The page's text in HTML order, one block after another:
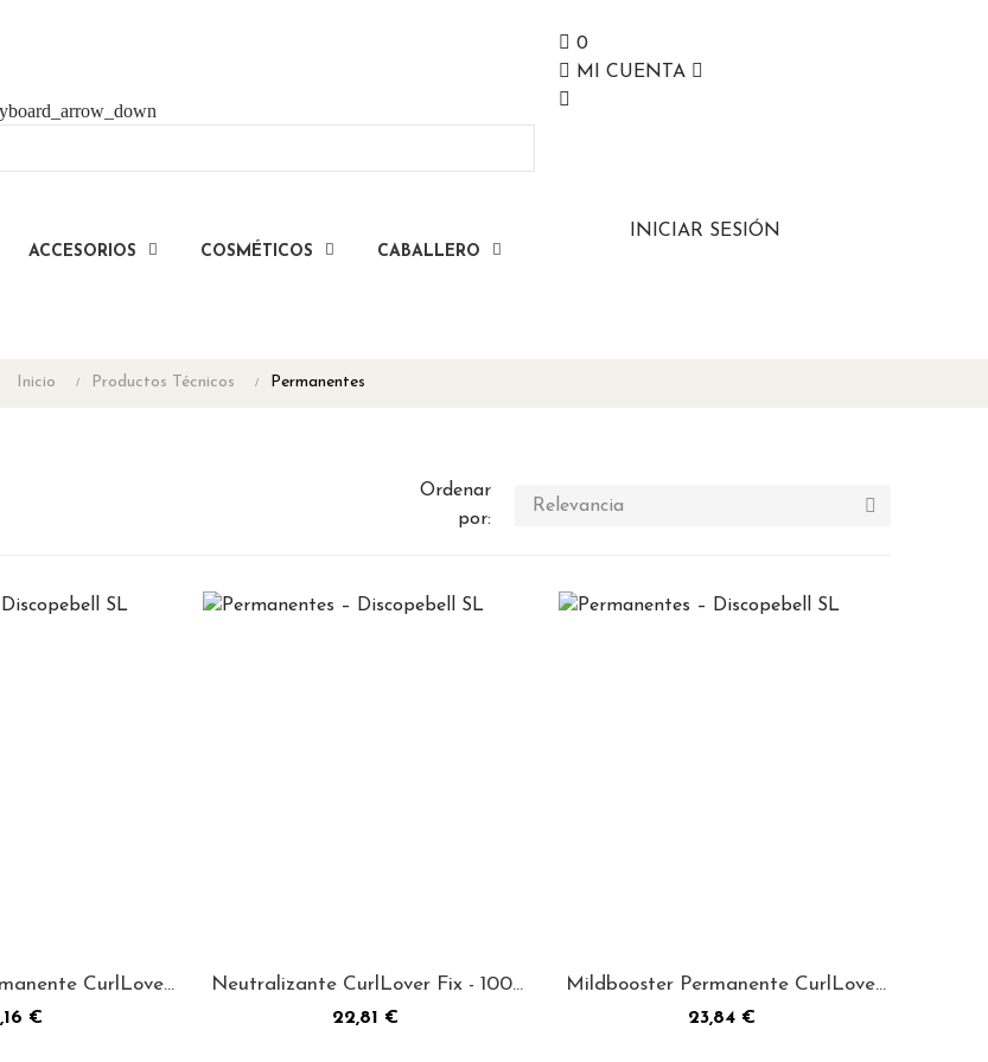
0
MI CUENTA
ACCESORIOS COSMÉTICOS CABALLERO
INICIAR SESIÓN
Inicio Productos Técnicos Permanentes
Ordenar
por:
Relevancia 
CurlLover
mL -...
€
Neutralizante CurlLover Fix - 1000
mL - Selective
Precio
22,81 €
Mildbooster Permanente CurlLover
1000 mL -...
Precio
23,84 €